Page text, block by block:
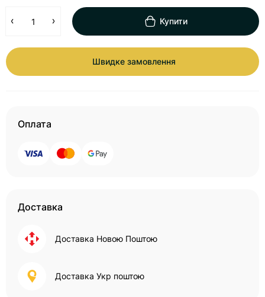
Купити
Швидке замовлення
Оплата
Доставка
Доставка Новою Поштою
Доставка Укр поштою